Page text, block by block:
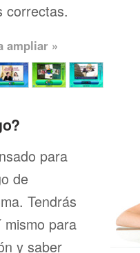
correctas.
ampliar »
para
de
Tendrás
para
y saber